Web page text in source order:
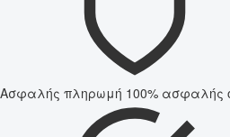
Ασφαλής πληρωμή 100% ασφαλής